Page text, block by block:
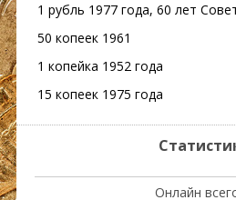
1 рубль 1977 года, 60 лет
50 копеек 1961
1 копейка 1952 года
15 копеек 1975 года
Онлайн